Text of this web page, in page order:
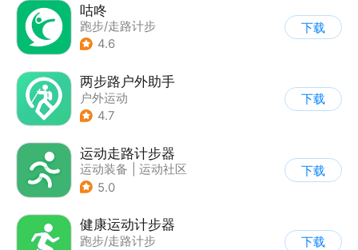
咕咚
跑步/走路计步
4.6
下载
两步路户外助手
户外运动
4.7
下载
运动走路计步器
运动装备
运动社区
5.0
下载
健康运动计步器
跑步/走路计步
下载